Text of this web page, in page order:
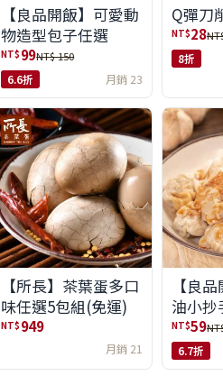
【良品開飯】可愛動
物造型包子任選
NT$ 99NT$ 150
6.6折 月銷 23
Q彈刀
NT$28
8折
【所長】茶葉蛋多口
味任選5包組(免運)
NT$ 949
月銷 21
【良
油小抄
NT$59
6.7折